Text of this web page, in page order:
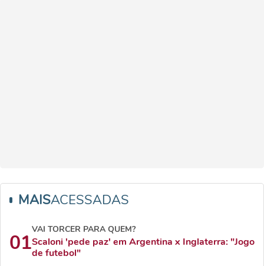
MAISACESSADAS
01
VAI TORCER PARA QUEM?
Scaloni 'pede paz' em Argentina x Inglaterra: "Jogo
de futebol"